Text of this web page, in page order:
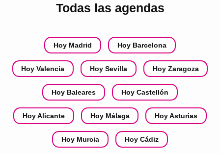
Todas las agendas
Hoy Madrid Hoy Barcelona
Hoy Valencia Hoy Sevilla Hoy Zaragoza
Hoy Baleares Hoy Castellón
Hoy Alicante Hoy Málaga Hoy Asturias
Hoy Murcia Hoy Cádiz